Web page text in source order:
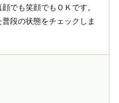
でも笑顔でもＯＫです。
段の状態をチェックしま